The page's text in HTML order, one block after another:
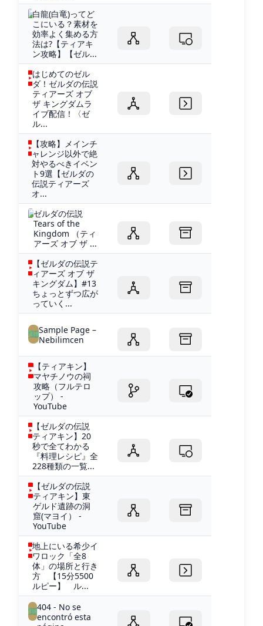
白龍(白竜)ってど
こにいる？素材を
効率よく集める方
法は?【ティアキ
ン攻略】【ゼル...
はじめてのゼル
ダ！ゼルダの伝説
ティアーズ オブ
ザ キングダムラ
イブ配信！〈ゼ
ル...
【攻略】メインチ
ャレンジ以外で絶
対やるべきイベン
ト9選【ゼルダの
伝説ティアーズ
オ...
ゼルダの伝説
Tears of the
Kingdom （ティ
アーズ オブ ザ ...
【ゼルダの伝説テ
ィアーズ オブ ザ
キングダム】#13
ちょっとずつ広が
っていく...
Sample Page –
Nebilimcen
【ティアキン】
マヤチノウの祠
攻略（フルテロ
ップ） -
YouTube
【ゼルダの伝説
ティアキン】20
秒で全てわかる
『料理レシピ』全
228種類の一覧...
【ゼルダの伝説
ティアキン】東
ゲルド遺跡の洞
窟(マヨイ） -
YouTube
地上にいる希少イ
ワロック「全8
体」の場所と行き
方 【15分5500
ルピー】 ル...
404 - No se
encontró esta